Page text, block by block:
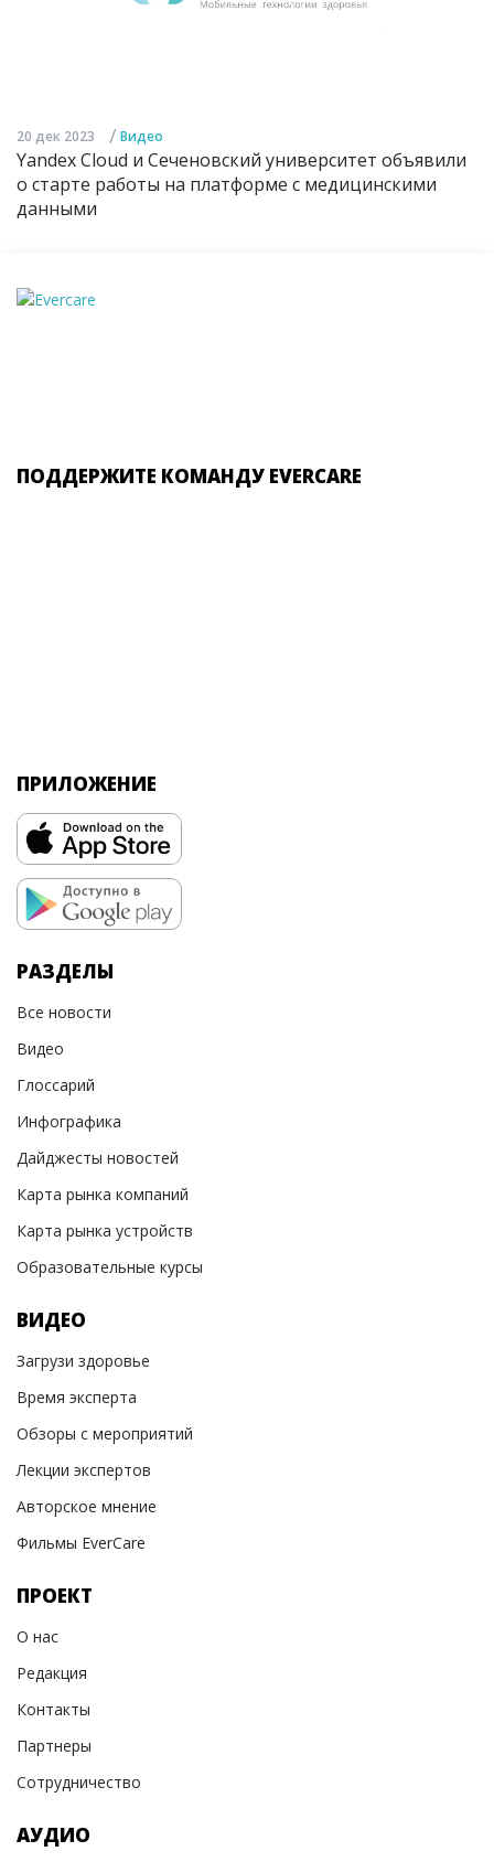
20 дек 2023 / Видео
Yandex Cloud и Сеченовский университет объявили
о старте работы на платформе с медицинскими
данными
ПОДДЕРЖИТЕ КОМАНДУ EVERCARE
ПРИЛОЖЕНИЕ
РАЗДЕЛЫ
Все новости
Видео
Глоссарий
Инфографика
Дайджесты новостей
Карта рынка компаний
Карта рынка устройств
Образовательные курсы
ВИДЕО
Загрузи здоровье
Время эксперта
Обзоры с мероприятий
Лекции экспертов
Авторское мнение
Фильмы EverCare
ПРОЕКТ
О нас
Редакция
Контакты
Партнеры
Сотрудничество
АУДИО